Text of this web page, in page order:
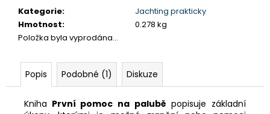
Kategorie:
Jachting prakticky
Hmotnost:
0.278 kg
Položka byla vyprodána…
Popis Podobné (1) Diskuze
Kniha První pomoc na palubě popisuje základní
e
m
e
NAVIGAČNÍ
CVIČENÍ
250